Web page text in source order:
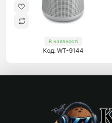
В наявності
Код: WT-9144